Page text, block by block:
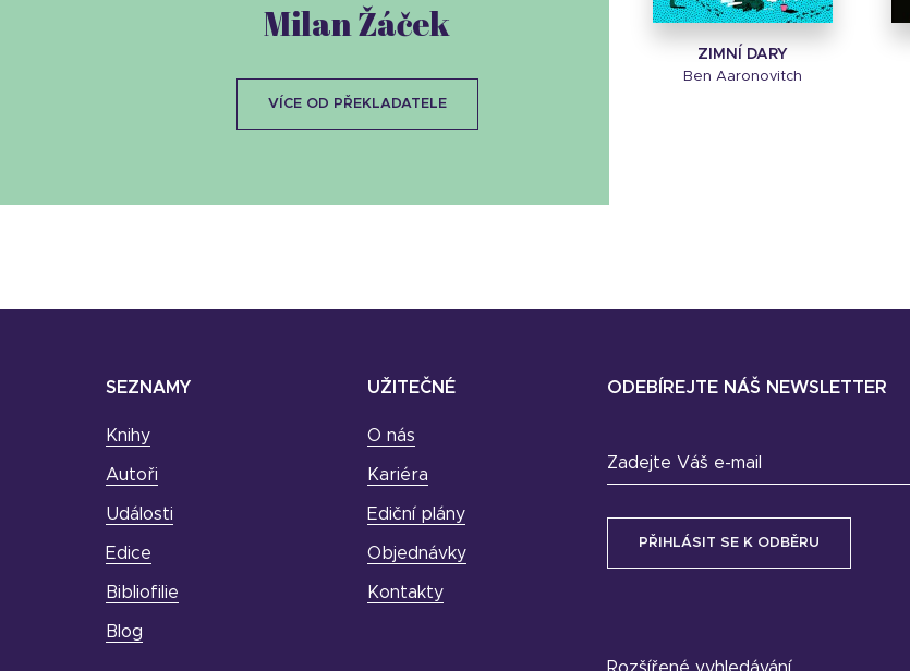
ZIMNÍ DARY
Ben Aaronovitch
Milan Žáček
VÍCE OD PŘEKLADATELE
SEZNAMY
Knihy
Autoři
Události
Edice
Bibliofilie
Blog
UŽITEČNÉ
O nás
Kariéra
Ediční plány
Objednávky
Kontakty
ODEBÍREJTE NÁŠ NEWSLETTER
Zadejte Váš e-mail